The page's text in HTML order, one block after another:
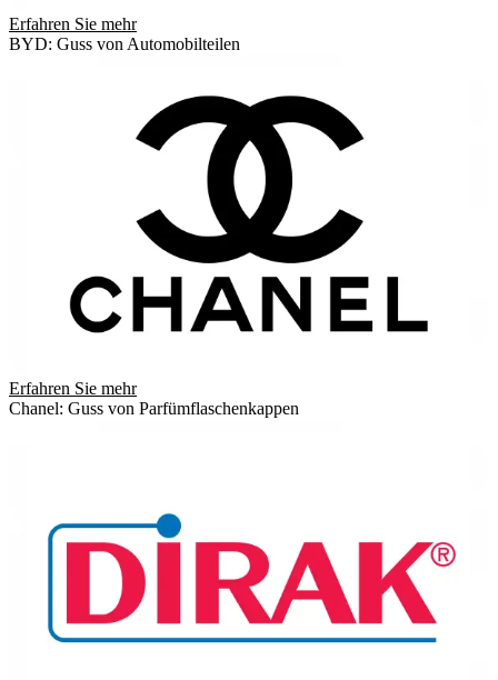
Erfahren Sie mehr
BYD: Guss von Automobilteilen
Erfahren Sie mehr
Chanel: Guss von Parfümflaschenkappen